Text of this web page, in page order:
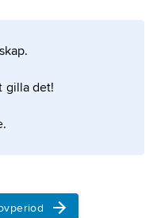
tio traktater om
före slutet av
gilla det!